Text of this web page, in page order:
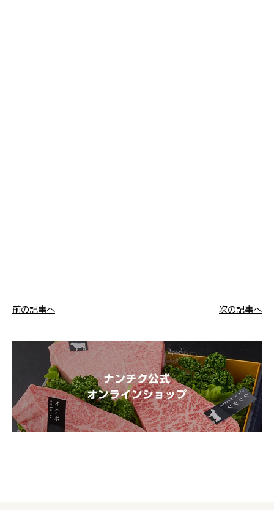
前の記事へ 次の記事へ